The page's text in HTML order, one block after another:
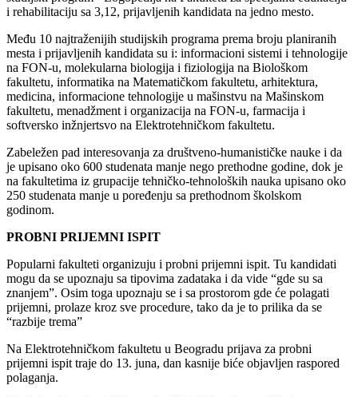
i rehabilitaciju sa 3,12, prijavljenih kandidata na jedno mesto.
Među 10 najtraženijih studijskih programa prema broju planiranih
mesta i prijavljenih kandidata su i: informacioni sistemi i tehnologije
na FON-u, molekularna biologija i fiziologija na Biološkom
fakultetu, informatika na Matematičkom fakultetu, arhitektura,
medicina, informacione tehnologije u mašinstvu na Mašinskom
fakultetu, menadžment i organizacija na FON-u, farmacija i
softversko inžnjertsvo na Elektrotehničkom fakultetu.
Zabeležen pad interesovanja za društveno-humanističke nauke i da
je upisano oko 600 studenata manje nego prethodne godine, dok je
na fakultetima iz grupacije tehničko-tehnoloških nauka upisano oko
250 studenata manje u poređenju sa prethodnom školskom
godinom.
PROBNI PRIJEMNI ISPIT
Popularni fakulteti organizuju i probni prijemni ispit. Tu kandidati
mogu da se upoznaju sa tipovima zadataka i da vide “gde su sa
znanjem”. Osim toga upoznaju se i sa prostorom gde će polagati
prijemni, prolaze kroz sve procedure, tako da je to prilika da se
“razbije trema”
Na Elektrotehničkom fakultetu u Beogradu prijava za probni
prijemni ispit traje do 13. juna, dan kasnije biće objavljen raspored
polaganja.